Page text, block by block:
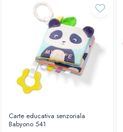
Carte educativa senzoriala
Babyono 541